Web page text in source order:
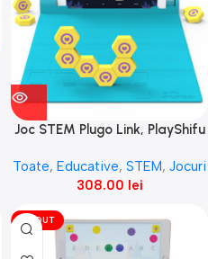
Joc STEM Plugo Link, PlayShifu
Toate, Educative, STEM, Jocuri
308.00 lei
VÎNDUT